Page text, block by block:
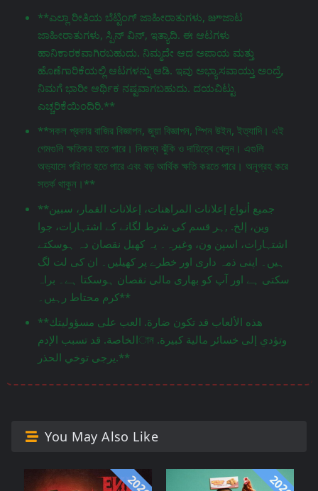
**ಎಲ್ಲಾ ರೀತಿಯ ಬೆಟ್ಟಿಂಗ್ ಜಾಹೀರಾತುಗಳು, జూಜಾಟ
ಜಾಹೀರಾತುಗಳು, ಸ್ಪಿನ್ ವಿನ್, ಇತ್ಯಾದಿ. ಈ ಆಟಗಳು
ಹಾನಿಕಾರಕವಾಗಿರಬಹುದು. ನಿಮ್ಮದೇ ಆದ ಅಪಾಯ ಮತ್ತು
ಹೊಣೆಗಾರಿಕೆಯಲ್ಲಿ ಆಟಗಳನ್ನು ಆಡಿ. ಇವು ಅಭ್ಯಾಸವಾಯ್ತು ಅಂದ್ರೆ,
ನಿಮಗೆ ಭಾರೀ ಆರ್ಥಿಕ ನಷ್ಟವಾಗಬಹುದು. ದಯವಿಟ್ಟು
ಎಚ್ಚರಿಕೆಯಿಂದಿರಿ.**
**সকল প্রকার বাজির বিজ্ঞাপন, জুয়া বিজ্ঞাপন, স্পিন উইন, ইত্যাদি। এই
গেমগুলি ক্ষতিকর হতে পারে। নিজস্ব ঝুঁকি ও দায়িত্বে খেলুন। এগুলি
অভ্যাসে পরিণত হতে পারে এবং বড় আর্থিক ক্ষতি করতে পারে। অনুগ্রহ করে
সতর্ক থাকুন।**
**جميع أنواع إعلانات المراهنات، إعلانات القمار، سبين
وين، إلخ. ,ہر قسم کی شرط لگانے کے اشتہارات، جوا
اشتہارات، اسپن ون، وغیرہ۔ یہ کھیل نقصان دہ ہوسکتے
ہیں۔ اپنی ذمہ داری اور خطرے پر کھیلیں۔ ان کی لت لگ
سکتی ہے اور آپ کو بھاری مالی نقصان ہوسکتا ہے۔ براہ
کرم محتاط رہیں۔**
**هذه الألعاب قد تكون ضارة. العب على مسؤوليتك
الخاصة. قد تسبب الإدمান وتؤدي إلى خسائر مالية كبيرة.
يرجى توخي الحذر.**
You May Also Like